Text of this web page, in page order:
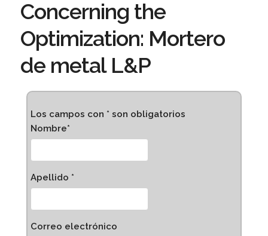
Concerning the
Optimization: Mortero
de metal L&P
Los campos con * son obligatorios
Nombre*
Apellido *
Correo electrónico